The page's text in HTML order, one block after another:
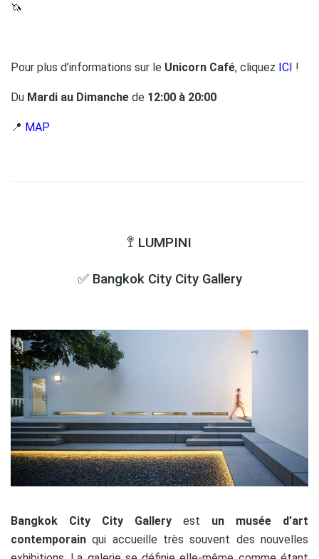
🦄
Pour plus d’informations sur le Unicorn Café, cliquez ICI !
Du Mardi au Dimanche de 12:00 à 20:00
📍 MAP
🚏 LUMPINI
✅ Bangkok City City Gallery
Bangkok City City Gallery est un musée d’art
contemporain qui accueille très souvent des nouvelles